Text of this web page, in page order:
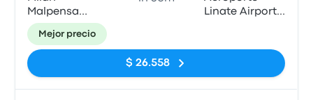
Malpensa
Airport T2
Linate Airport
Mejor precio
$ 26.558